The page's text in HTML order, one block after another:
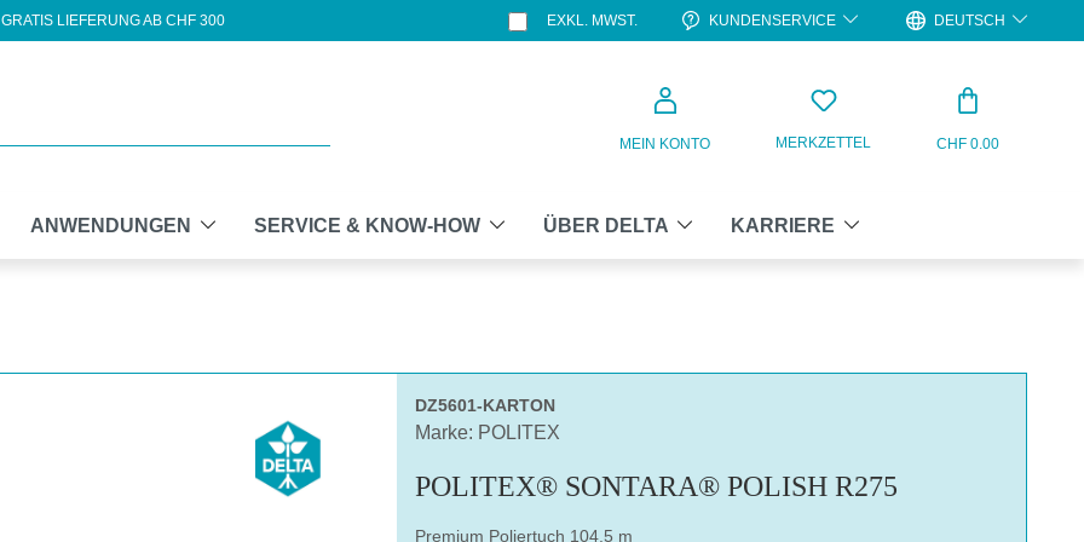
GRATIS LIEFERUNG AB CHF 300 EXKL. MWST. KUNDENSERVICE DEUTSCH
MEIN KONTO MERKZETTEL CHF 0.00
ANWENDUNGEN SERVICE & KNOW-HOW ÜBER DELTA KARRIERE
DZ5601-KARTON
Marke: POLITEX
POLITEX® SONTARA® POLISH R275
Premium Poliertuch 104.5 m